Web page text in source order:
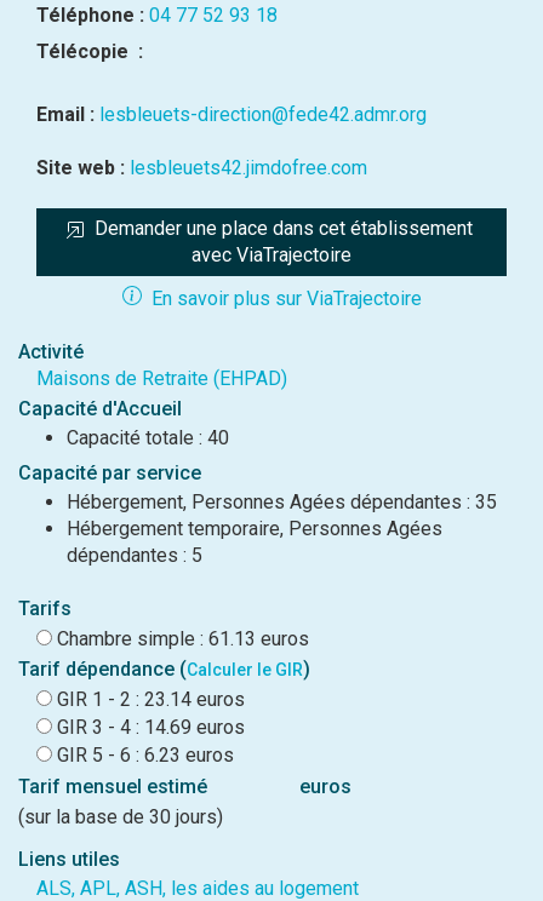
Téléphone : 04 77 52 93 18
Télécopie :
Email : lesbleuets-direction@fede42.admr.org
Site web : lesbleuets42.jimdofree.com
Demander une place dans cet établissement
avec ViaTrajectoire
En savoir plus sur ViaTrajectoire
Activité
Maisons de Retraite (EHPAD)
Capacité d'Accueil
Capacité totale : 40
Capacité par service
Hébergement, Personnes Agées dépendantes : 35
Hébergement temporaire, Personnes Agées
dépendantes : 5
Tarifs
Chambre simple : 61.13 euros
Tarif dépendance (Calculer le GIR)
GIR 1 - 2 : 23.14 euros
GIR 3 - 4 : 14.69 euros
GIR 5 - 6 : 6.23 euros
Tarif mensuel estimé
euros
(sur la base de 30 jours)
Liens utiles
ALS, APL, ASH, les aides au logement